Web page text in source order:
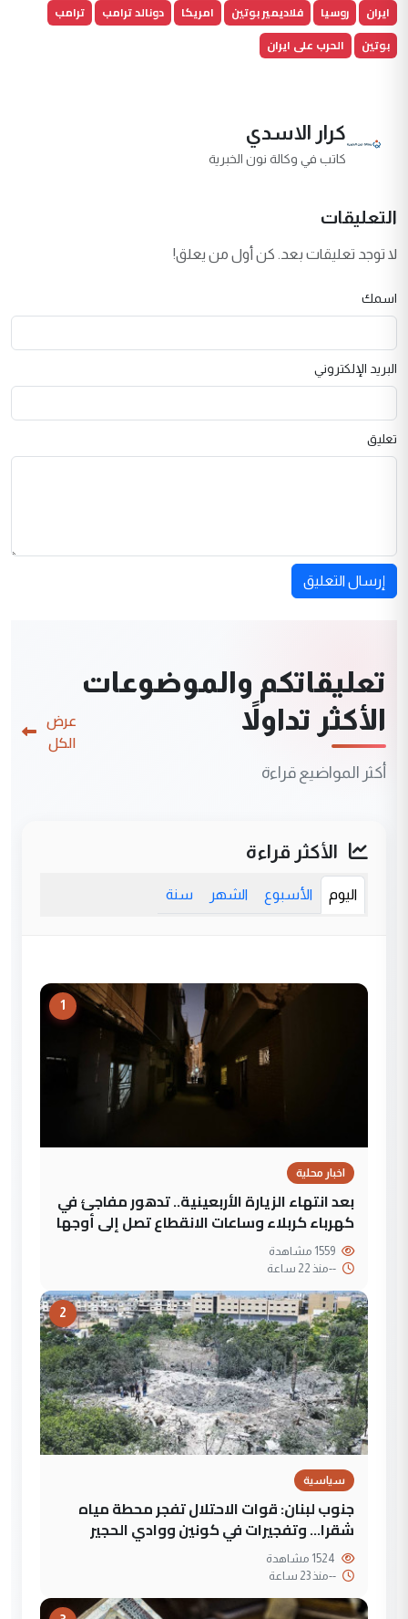
ايران روسيا فلاديمير بوتين امريكا دونالد ترامب
ترامب
بوتين
الحرب على ايران
كرار الاسدي
كاتب في وكالة نون الخبرية
التعليقات
لا توجد تعليقات بعد. كن أول من يعلق!
اسمك
البريد الإلكتروني
تعليق
إرسال التعليق
تعليقاتكم والموضوعات
الأكثر تداولاً
أكثر المواضيع قراءة
عرض
الكل
الأكثر قراءة
اليوم الأسبوع الشهر سنة
1
اخبار محلية
بعد انتهاء الزيارة الأربعينية.. تدهور مفاجئ في
كهرباء كربلاء وساعات الانقطاع تصل إلى أوجها
--منذ 22 ساعة
2
سياسية
جنوب لبنان: قوات الاحتلال تفجر محطة مياه
شقرا… وتفجيرات في كونين ووادي الحجير
--منذ 23 ساعة